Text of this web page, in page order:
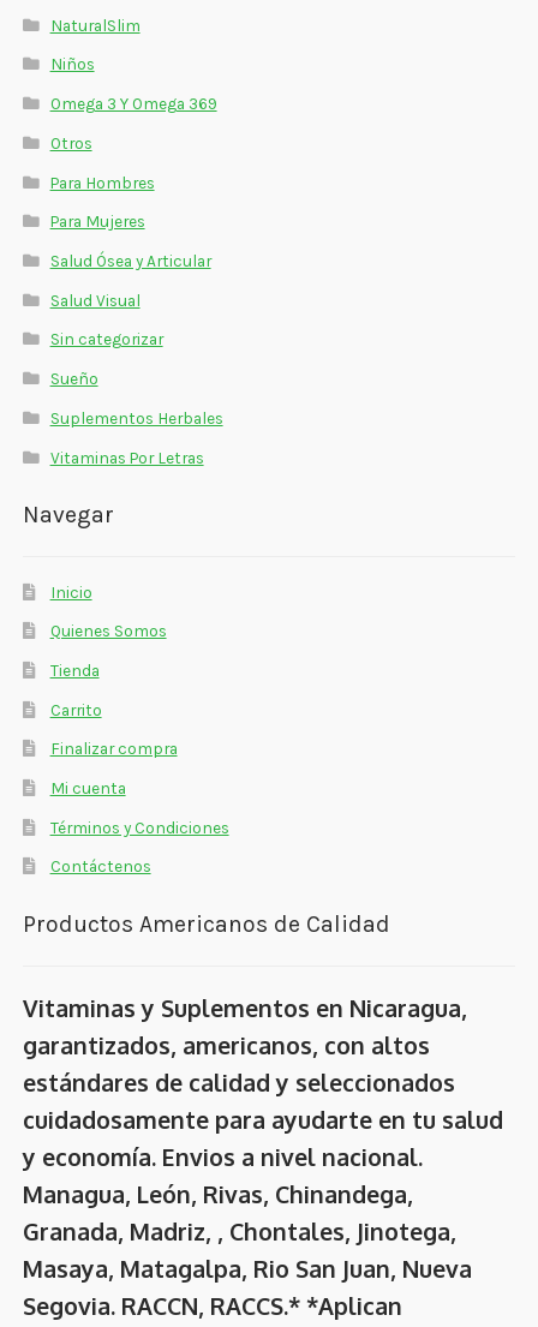
NaturalSlim
Niños
Omega 3 Y Omega 369
Otros
Para Hombres
Para Mujeres
Salud Ósea y Articular
Salud Visual
Sin categorizar
Sueño
Suplementos Herbales
Vitaminas Por Letras
Navegar
Inicio
Quienes Somos
Tienda
Carrito
Finalizar compra
Mi cuenta
Términos y Condiciones
Contáctenos
Productos Americanos de Calidad
Vitaminas y Suplementos en Nicaragua,
garantizados, americanos, con altos
estándares de calidad y seleccionados
cuidadosamente para ayudarte en tu salud
y economía. Envios a nivel nacional.
Managua, León, Rivas, Chinandega,
Granada, Madriz, , Chontales, Jinotega,
Masaya, Matagalpa, Rio San Juan, Nueva
Segovia. RACCN, RACCS.* *Aplican